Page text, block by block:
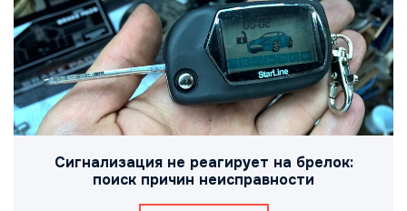
Сигнализация не реагирует на брелок:
поиск причин неисправности